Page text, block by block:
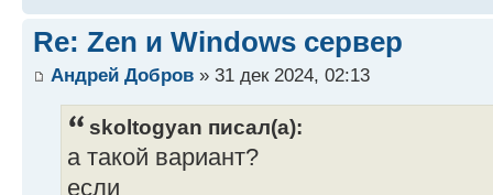
Re: Zen и Windows сервер
Андрей Добров » 31 дек 2024, 02:13
skoltogyan писал(а):
а такой вариант?
если